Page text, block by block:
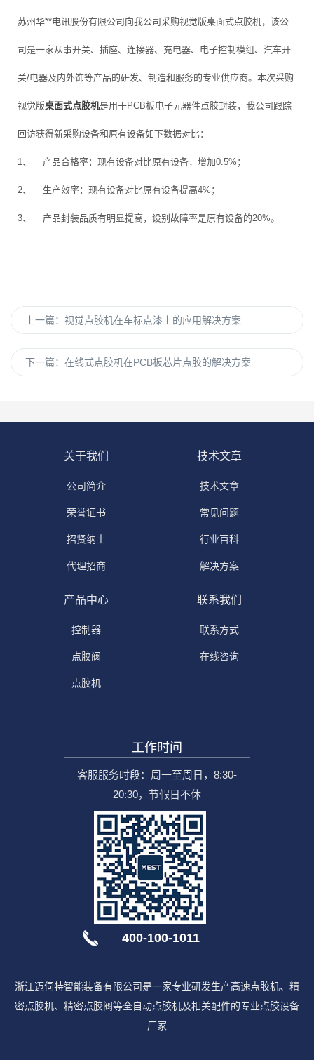
苏州华**电讯股份有限公司向我公司采购视觉版桌面式点胶机，该公
司是一家从事开关、插座、连接器、充电器、电子控制模组、汽车开
关/电器及内外饰等产品的研发、制造和服务的专业供应商。本次采购
视觉版桌面式点胶机是用于PCB板电子元器件点胶封装，我公司跟踪
回访获得新采购设备和原有设备如下数据对比：
1、 产品合格率：现有设备对比原有设备，增加0.5%；
2、 生产效率：现有设备对比原有设备提高4%；
3、 产品封装品质有明显提高，设别故障率是原有设备的20%。
上一篇： 视觉点胶机在车标点漆上的应用解决方案
下一篇： 在线式点胶机在PCB板芯片点胶的解决方案
关于我们
公司简介
荣誉证书
招贤纳士
代理招商
技术文章
技术文章
常见问题
行业百科
解决方案
产品中心
控制器
点胶阀
点胶机
联系我们
联系方式
在线咨询
工作时间
客服服务时段：周一至周日，8:30-
20:30，节假日不休
400-100-1011
浙江迈伺特智能装备有限公司是一家专业研发生产高速点胶机、精
密点胶机、精密点胶阀等全自动点胶机及相关配件的专业点胶设备
厂家